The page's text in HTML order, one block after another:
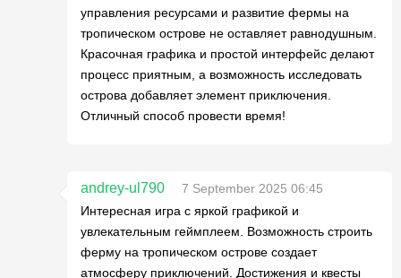
управления ресурсами и развитие фермы на
тропическом острове не оставляет равнодушным.
Красочная графика и простой интерфейс делают
процесс приятным, а возможность исследовать
острова добавляет элемент приключения.
Отличный способ провести время!
andrey-ul790
7 September 2025 06:45
Интересная игра с яркой графикой и
увлекательным геймплеем. Возможность строить
ферму на тропическом острове создает
атмосферу приключений. Достижения и квесты